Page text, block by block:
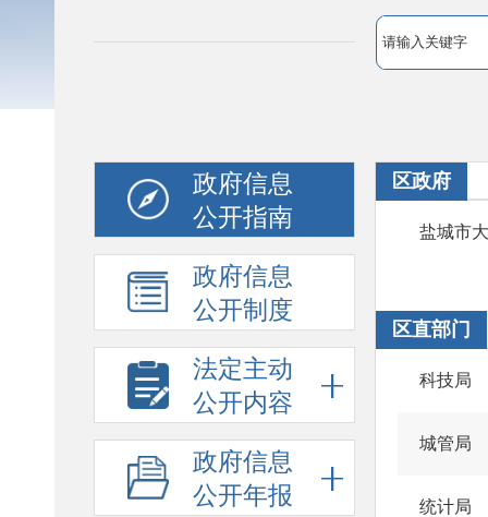
政府信息
公开指南
政府信息
公开制度
法定主动
公开内容
政府信息
公开年报
区政府
盐城市
区直部门
科技局
城管局
统计局